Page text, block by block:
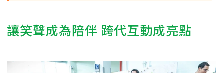
讓笑聲成為陪伴 跨代互動成亮點